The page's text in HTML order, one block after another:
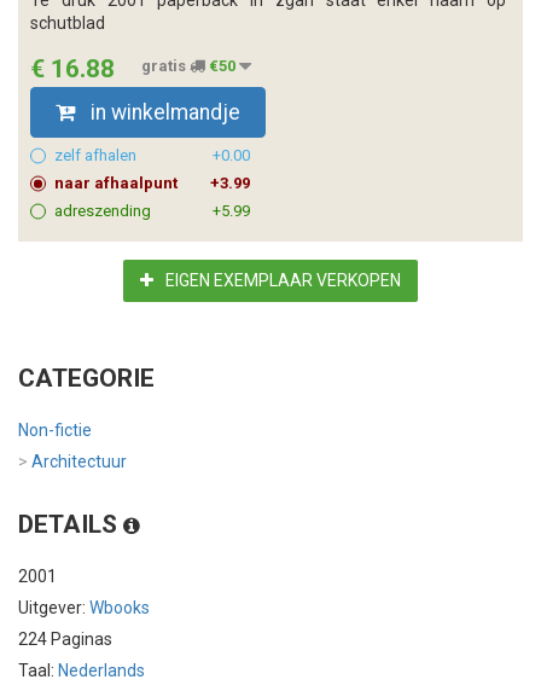
schutblad
€ 16.88 gratis €50
in winkelmandje
zelf afhalen
+0.00
naar afhaalpunt
+3.99
adreszending
+5.99
EIGEN EXEMPLAAR VERKOPEN
CATEGORIE
Non-fictie
> Architectuur
DETAILS
2001
Uitgever: Wbooks
224 Paginas
Taal: Nederlands